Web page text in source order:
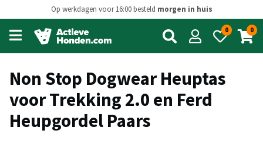
Op werkdagen voor 16:00 besteld morgen in huis
Open
main
menu
0 0
Non Stop Dogwear Heuptas
voor Trekking 2.0 en Ferd
Heupgordel Paars